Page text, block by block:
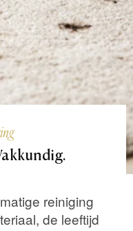
reiniging
de leeftijd